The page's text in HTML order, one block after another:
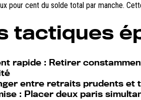
pour cent du solde total par manche.
tactiques
rapide : Retirer
entre retraits prudents et
: Placer deux paris